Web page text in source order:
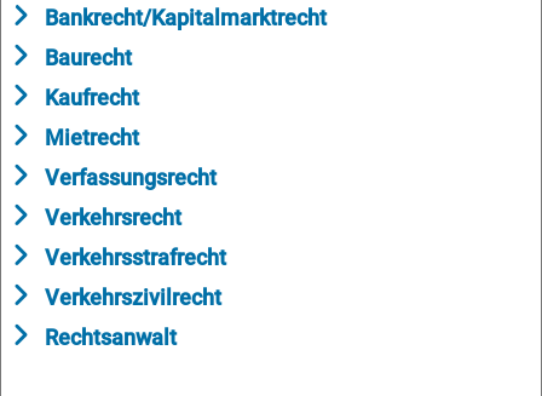
Bankrecht/Kapitalmarktrecht
Baurecht
Kaufrecht
Mietrecht
Verfassungsrecht
Verkehrsrecht
Verkehrsstrafrecht
Verkehrszivilrecht
Rechtsanwalt